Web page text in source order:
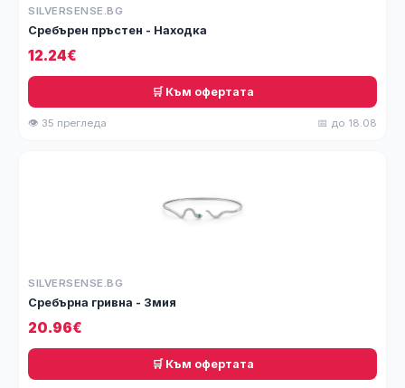
SILVERSENSE.BG
Сребърен пръстен - Находка
12.24€
🛒 Към офертата
👁 35 прегледа 📅 до 18.08
SILVERSENSE.BG
Сребърна гривна - Змия
20.96€
🛒 Към офертата